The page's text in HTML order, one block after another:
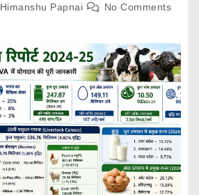
Himanshu Papnai No Comments